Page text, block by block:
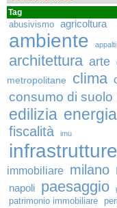
Tag
abusivismo agricoltura
ambiente appalti
architettura arte
metropolitane
clima
consumo di suolo
edilizia energia
fiscalità imu
infrastrutture
immobiliare milano
napoli paesaggio
patrimonio immobiliare